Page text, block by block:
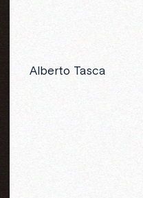
Alberto Tasca